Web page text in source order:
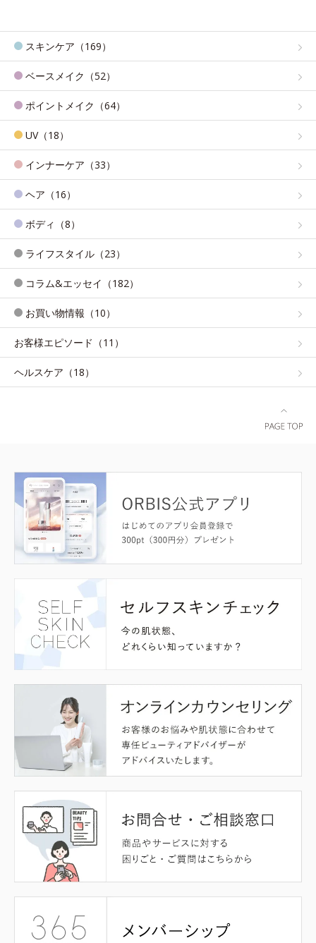
スキンケア（169）
ベースメイク（52）
ポイントメイク（64）
UV（18）
インナーケア（33）
ヘア（16）
ボディ（8）
ライフスタイル（23）
コラム&エッセイ（182）
お買い物情報（10）
お客様エピソード（11）
ヘルスケア（18）